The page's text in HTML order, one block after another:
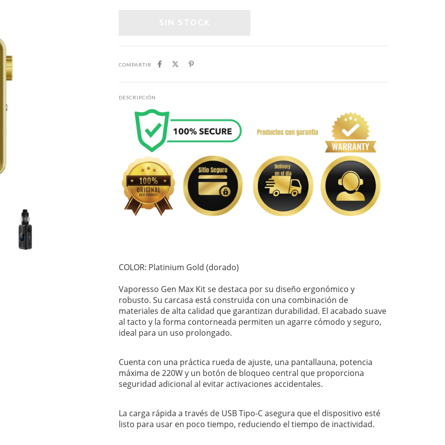
COMPARTIR
DESCRIPCIÓN
COLOR: Platinium Gold (dorado)
Vaporesso Gen Max Kit se destaca por su diseño ergonómico y
robusto. Su carcasa está construida con una combinación de
materiales de alta calidad que garantizan durabilidad. El acabado suave
al tacto y la forma contorneada permiten un agarre cómodo y seguro,
ideal para un uso prolongado.
Cuenta con una práctica rueda de ajuste, una pantallauna, potencia
máxima de 220W y un botón de bloqueo central que proporciona
seguridad adicional al evitar activaciones accidentales.
La carga rápida a través de USB Tipo-C asegura que el dispositivo esté
listo para usar en poco tiempo, reduciendo el tiempo de inactividad.